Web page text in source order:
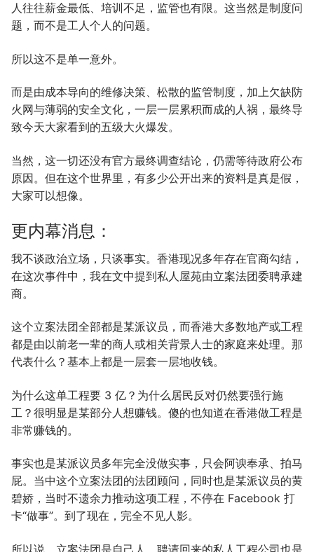
人往往薪金最低、培训不足，监管也有限。这当然是制度问
题，而不是工人个人的问题。
所以这不是单一意外。
而是由成本导向的维修决策、松散的监管制度，加上欠缺防
火网与薄弱的安全文化，一层一层累积而成的人祸，最终导
致今天大家看到的五级大火爆发。
当然，这一切还没有官方最终调查结论，仍需等待政府公布
原因。但在这个世界里，有多少公开出来的资料是真是假，
大家可以想像。
更内幕消息：
我不谈政治立场，只谈事实。香港现况多年存在官商勾结，
在这次事件中，我在文中提到私人屋苑由立案法团委聘承建
商。
这个立案法团全部都是某派议员，而香港大多数地产或工程
都是由以前老一辈的商人或相关背景人士的家庭来处理。那
代表什么？基本上都是一层套一层地收钱。
为什么这单工程要 3 亿？为什么居民反对仍然要强行施
工？很明显是某部分人想赚钱。傻的也知道在香港做工程是
非常赚钱的。
事实也是某派议员多年完全没做实事，只会阿谀奉承、拍马
屁。当中这个立案法团的法团顾问，同时也是某派议员的黄
碧娇，当时不遗余力推动这项工程，不停在 Facebook 打
卡“做事”。到了现在，完全不见人影。